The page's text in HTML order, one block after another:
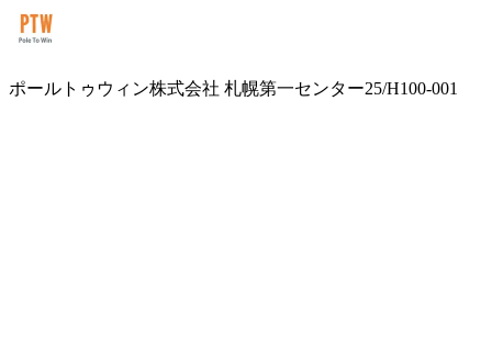
ポールトゥウィン株式会社 札幌第一センター25/H100-001